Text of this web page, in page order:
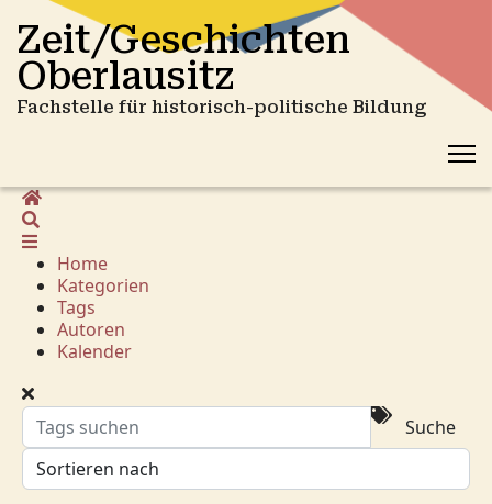
Zeit/Geschichten
Oberlausitz
Fachstelle für historisch-politische Bildung
Home
Home
Kategorien
Tags
Autoren
Kalender
Suche